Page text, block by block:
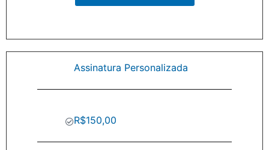
Assinatura Personalizada
R$150,00